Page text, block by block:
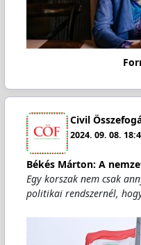
Civil
2024. 09. 08.
Békés Márton: A
Egy korszak nem csak
politikai rendszernél,